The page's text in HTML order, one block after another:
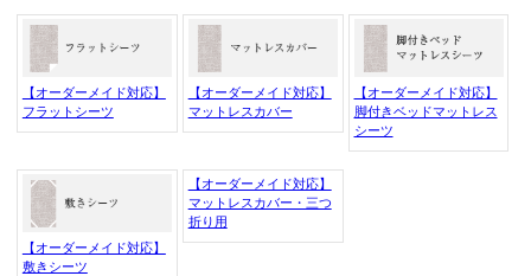
【オーダーメイド対応】
フラットシーツ
【オーダーメイド対応】
マットレスカバー
【オーダーメイド対応】
脚付きベッドマットレス
シーツ
【オーダーメイド対応】
敷きシーツ
【オーダーメイド対応】
マットレスカバー・三つ
折り用